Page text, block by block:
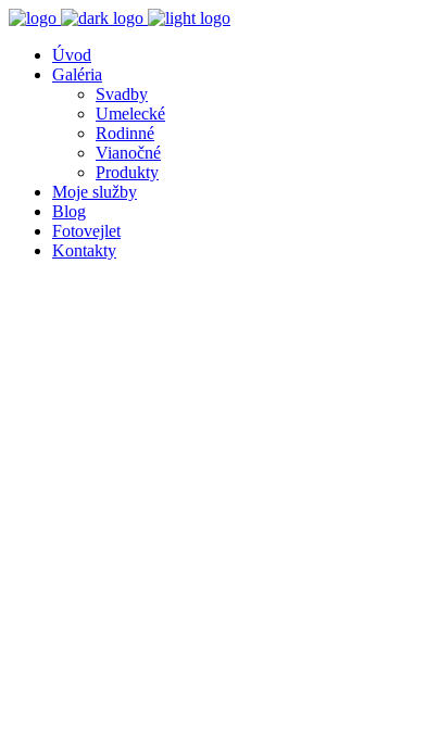
Úvod
Galéria
Svadby
Umelecké
Rodinné
Vianočné
Produkty
Moje služby
Blog
Fotovejlet
Kontakty